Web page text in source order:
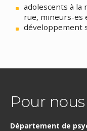
adolescents à la
rue, mineurs-es
développement
Pour
Département de